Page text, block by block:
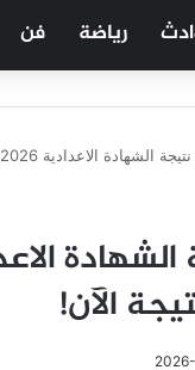
رياضة فن
الاعدادية 2026 بمحافظة الشرقية: احصل على النتيجة الآن!
الآن!